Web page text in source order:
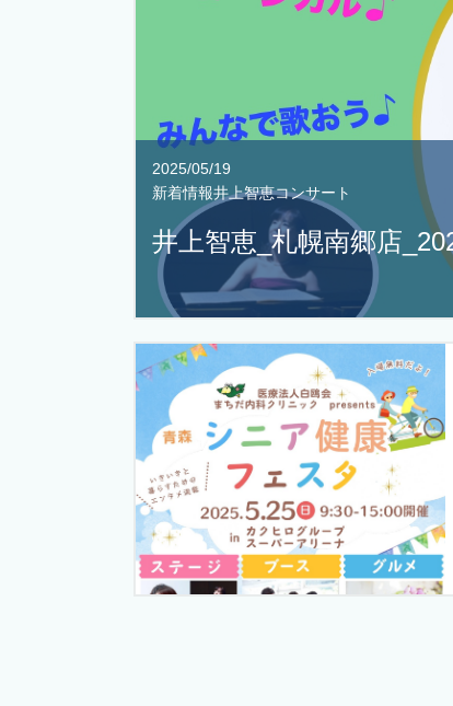
2025/05/19
新着情報井上智恵コンサート
井上智恵_札幌南郷店